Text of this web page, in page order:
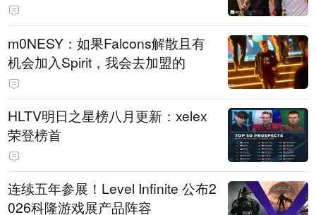
m0NESY：如果Falcons解散且有
机会加入Spirit，我会去加盟的
HLTV明日之星榜八月更新：xelex
荣登榜首
连续五年参展！Level Infinite 公布2
026科隆游戏展产品阵容